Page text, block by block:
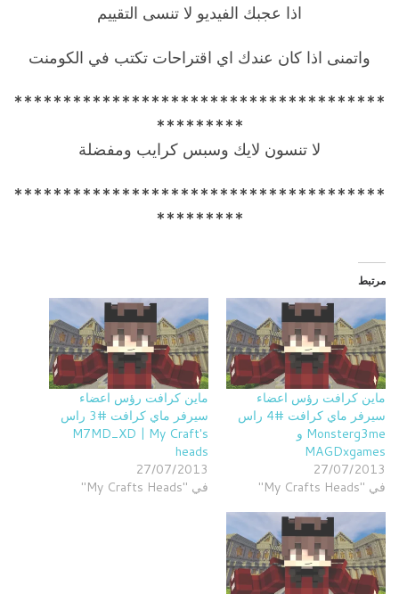
اذا عجبك الفيديو لا تنسى التقييم
واتمنى اذا كان عندك اي اقتراحات تكتب في الكومنت
**************************************
*********
لا تنسون لايك وسبس كرايب ومفضلة
**************************************
*********
مرتبط
ماين كرافت رؤس اعضاء
سيرفر ماي كرافت #4 راس
Monsterg3me و
MAGDxgames
27/07/2013
في "My Crafts Heads"
ماين كرافت رؤس اعضاء
سيرفر ماي كرافت #3 راس
M7MD_XD | My Craft's
heads
27/07/2013
في "My Crafts Heads"